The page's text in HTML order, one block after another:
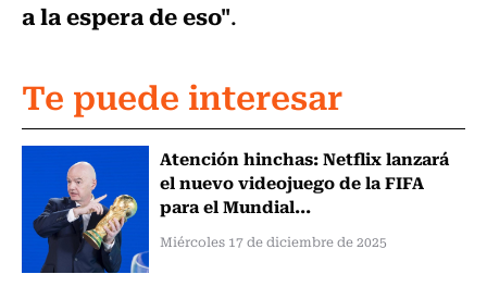
a la espera de eso".
Te puede interesar
Atención hinchas: Netflix lanzará
el nuevo videojuego de la FIFA
para el Mundial...
Miércoles 17 de diciembre de 2025